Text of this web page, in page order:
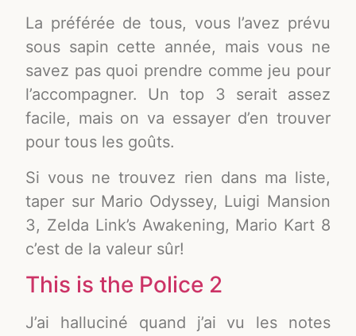
La préférée de tous, vous l’avez prévu
sous sapin cette année, mais vous ne
savez pas quoi prendre comme jeu pour
l’accompagner. Un top 3 serait assez
facile, mais on va essayer d’en trouver
pour tous les goûts.
Si vous ne trouvez rien dans ma liste,
taper sur Mario Odyssey, Luigi Mansion
3, Zelda Link’s Awakening, Mario Kart 8
c’est de la valeur sûr!
This is the Police 2
J’ai halluciné quand j’ai vu les notes